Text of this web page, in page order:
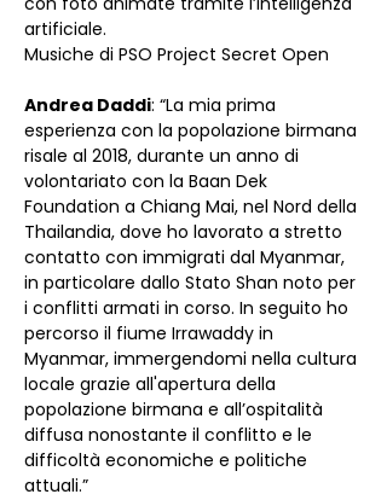
artificiale.
Musiche di PSO Project Secret Open
Andrea Daddi: “La mia prima
esperienza con la popolazione birmana
risale al 2018, durante un anno di
volontariato con la Baan Dek
Foundation a Chiang Mai, nel Nord della
Thailandia, dove ho lavorato a stretto
contatto con immigrati dal Myanmar,
in particolare dallo Stato Shan noto per
i conflitti armati in corso. In seguito ho
percorso il fiume Irrawaddy in
Myanmar, immergendomi nella cultura
locale grazie all'apertura della
popolazione birmana e all’ospitalità
diffusa nonostante il conflitto e le
difficoltà economiche e politiche
attuali.”